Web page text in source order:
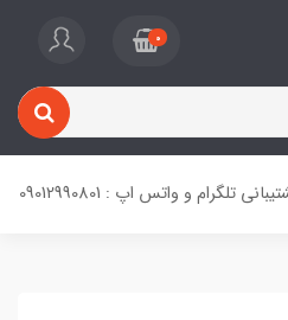
0
تلگرام و واتس اپ : 09012990801